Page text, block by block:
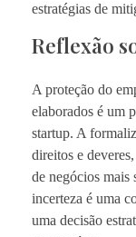
estratégias de
Reflexão
A proteção do
elaborados é um
startup. A
direitos e
de negócios mais
incerteza é uma
uma decisão